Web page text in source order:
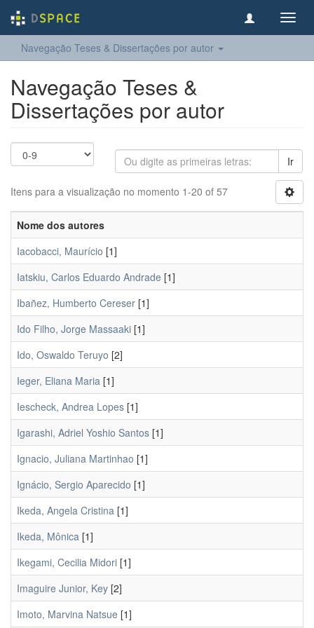
Navegação Teses & Dissertações por autor
Navegação Teses &
Dissertações por autor
Ir
Itens para a visualização no momento 1-20 of 57
Nome dos autores
Iacobacci, Maurício [1]
Iatskiu, Carlos Eduardo Andrade [1]
Ibañez, Humberto Cereser [1]
Ido Filho, Jorge Massaaki [1]
Ido, Oswaldo Teruyo [2]
Ieger, Eliana Maria [1]
Iescheck, Andrea Lopes [1]
Igarashi, Adriel Yoshio Santos [1]
Ignacio, Juliana Martinhao [1]
Ignácio, Sergio Aparecido [1]
Ikeda, Angela Cristina [1]
Ikeda, Mônica [1]
Ikegami, Cecilia Midori [1]
Imaguire Junior, Key [2]
Imoto, Marvina Natsue [1]